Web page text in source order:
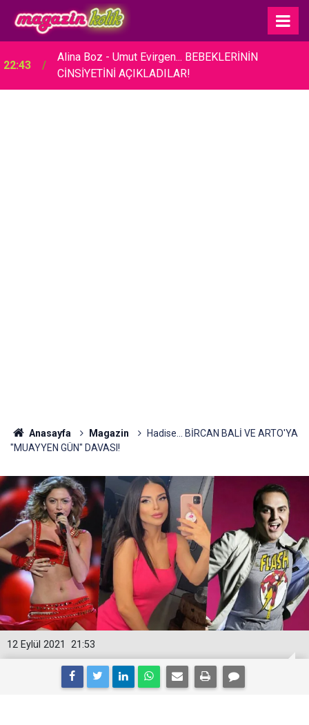
22:43
Alina Boz - Umut Evirgen... BEBEKLERİNİN
CİNSİYETİNİ AÇIKLADILAR!
Anasayfa Magazin
Hadise... BİRCAN BALİ VE ARTO'YA
"MUAYYEN GÜN" DAVASI!
21:53
12 Eylül 2021